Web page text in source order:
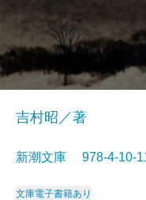
吉村昭／著
新潮文庫 978-4-10-
文庫電子書籍あり